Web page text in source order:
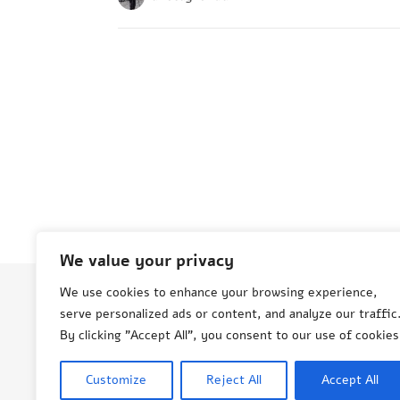
We value your privacy
We use cookies to enhance your browsing experience,
serve personalized ads or content, and analyze our traffic.
By clicking "Accept All", you consent to our use of
Customize Reject All Accept All
© Aneta Grenda Życie i podróże